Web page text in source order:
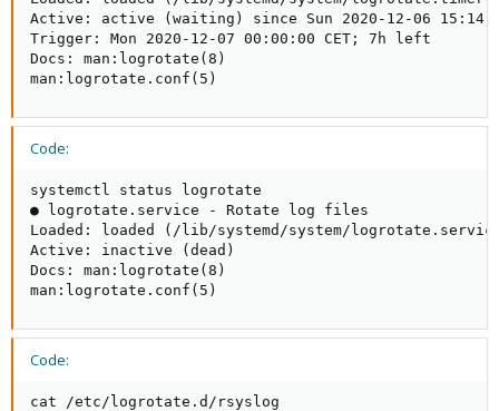
Active: active (waiting) since Sun 2020-12-06
Trigger: Mon 2020-12-07 00:00:00 CET; 7h left
Docs: man:logrotate(8)
man:logrotate.conf(5)
Code:
systemctl status logrotate
● logrotate.service - Rotate log files
Loaded: loaded (/lib/systemd/system/
Active: inactive (dead)
Docs: man:logrotate(8)
man:logrotate.conf(5)
Code:
cat /etc/logrotate.d/rsyslog